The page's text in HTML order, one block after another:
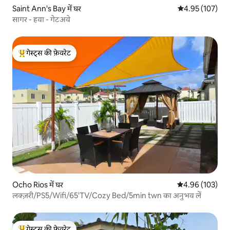
Saint Ann's Bay में घर औसत रेटिंग 5 में से
4.95 (107)
सागर - हवा - गेटअवे
गेस्ट्स का टॉप फ़ेवरेट
गेस्ट्स की फ़ेवरेट
Ocho Rios में घर औसत रेटिंग 5 में से
4.96 (103)
लक्ज़री/PS5/Wifi/65'TV/Cozy Bed/5min twn का अनुभव लें